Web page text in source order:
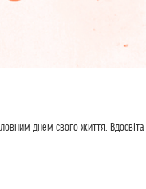
днем свого життя.